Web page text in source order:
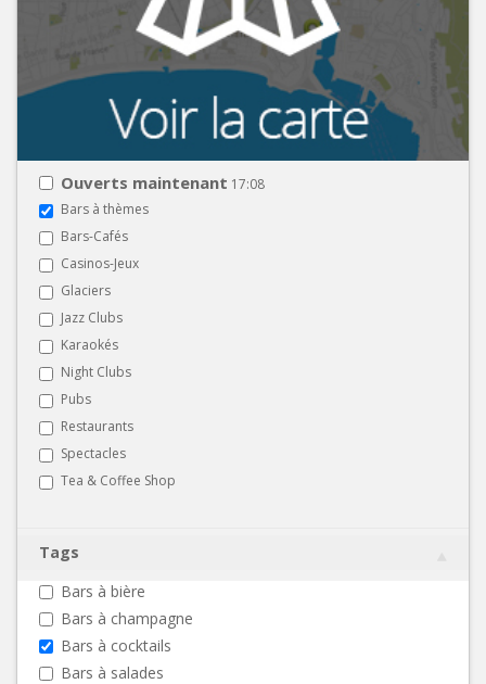
Ouverts maintenant 17:08
Bars à thèmes
Bars-Cafés
Casinos-Jeux
Glaciers
Jazz Clubs
Karaokés
Night Clubs
Pubs
Restaurants
Spectacles
Tea & Coffee Shop
Tags
Bars à bière
Bars à champagne
Bars à cocktails
Bars à salades